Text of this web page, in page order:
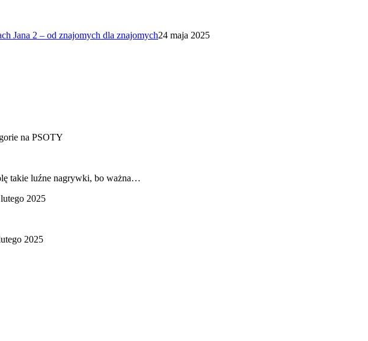
Jana 2 – od znajomych dla znajomych24 maja 2025
na PSOTY
takie luźne nagrywki, bo ważna…
2025
2025